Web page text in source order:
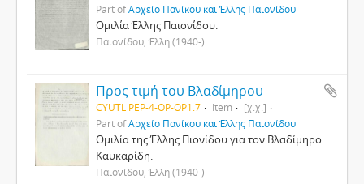
Part ofΑρχείο Πανίκου και Έλλης Παιονίδου
Ομιλία Έλλης Παιονίδου.
Παιονίδου, Έλλη (1940-)
Προς τιμή του Βλαδίμηρου
CYUTL PEP-4-OP-OP1.7 Item
[χ.χ.]
Part ofΑρχείο Πανίκου και Έλλης Παιονίδου
Ομιλία της Έλλης Πιονίδου για τον Βλαδίμηρο
Καυκαρίδη.
Παιονίδου, Έλλη (1940-)